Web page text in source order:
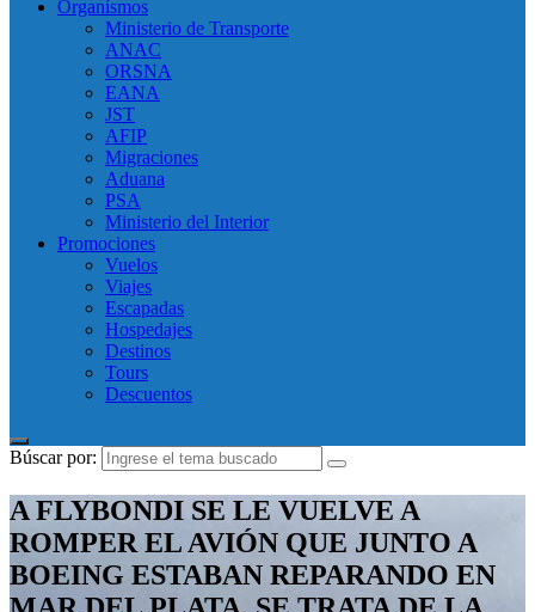
Organísmos
Ministerio de Transporte
ANAC
ORSNA
EANA
JST
AFIP
Migraciones
Aduana
PSA
Ministerio del Interior
Promociones
Vuelos
Viajes
Escapadas
Hospedajes
Destinos
Tours
Descuentos
Búscar por:
A FLYBONDI SE LE VUELVE A
ROMPER EL AVIÓN QUE JUNTO A
BOEING ESTABAN REPARANDO EN